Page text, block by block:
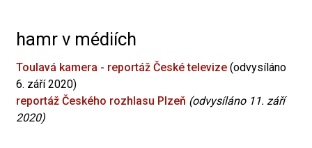
hamr v médiích
Toulavá kamera - reportáž České televize (odvysíláno
6. září 2020)
reportáž Českého rozhlasu Plzeň (odvysíláno 11. září
2020)